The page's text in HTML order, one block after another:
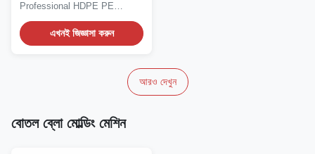
Professional HDPE PE
Engine Oil Bottle Blow...
এখনই জিজ্ঞাসা করুন
আরও দেখুন
বোতল ব্লো মোল্ডিং মেশিন